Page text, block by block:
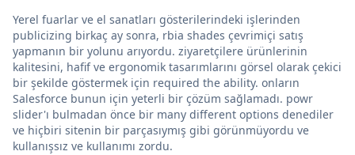
Yerel fuarlar ve el sanatları gösterilerindeki işlerinden
publicizing birkaç ay sonra, rbia shades çevrimiçi satış
yapmanın bir yolunu arıyordu. ziyaretçilere ürünlerinin
kalitesini, hafif ve ergonomik tasarımlarını görsel olarak çekici
bir şekilde göstermek için required the ability. onların
Salesforce bunun için yeterli bir çözüm sağlamadı. powr
slider'ı bulmadan önce bir many different options denediler
ve hiçbiri sitenin bir parçasıymış gibi görünmüyordu ve
kullanışsız ve kullanımı zordu.